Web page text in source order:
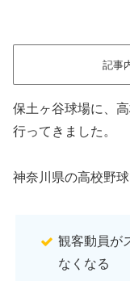
記事
保土ヶ谷球場に、
行ってきました。
神奈川県の高校野
観客動員が
なくなる